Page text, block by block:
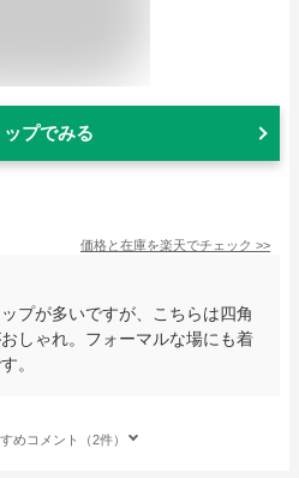
ップでみる
価格と在庫を楽天でチェック >>
プが多いですが、こちらは四角
しゃれ。フォーマルな場にも着
。
めコメント（2件）